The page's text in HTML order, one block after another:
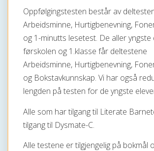
Oppfølgingstesten består av
Arbeidsminne, Hurtigbenevning,
og 1-minutts lesetest. De aller yngste
førskolen og 1.klasse får deltestene
Arbeidsminne, Hurtigbenevning,
og Bokstavkunnskap. Vi har også
lengden på testen for de yngste
Alle som har tilgang til Literate
tilgang til Dysmate-C.
Alle testene er tilgjengelig på bokmål